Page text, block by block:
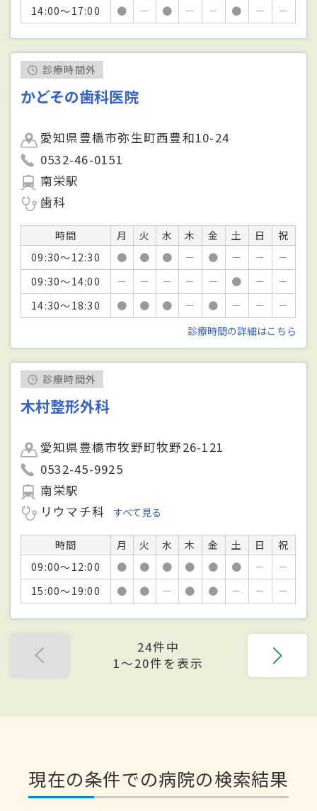
14:00～17:00 ● － ● － － ● － －
診療時間外
かどその歯科医院
愛知県豊橋市弥生町西豊和10-24
0532-46-0151
南栄駅
歯科
時間 月 火 水 木 金 土 日
祝
09:30～12:30
● ● ● － ● － －
－
09:30～14:00
－ － － － － ● －
－
14:30～18:30
● ● ● － ● － －
－
診療時間の詳細はこちら
診療時間外
木村整形外科
愛知県豊橋市牧野町牧野26-121
0532-45-9925
南栄駅
リウマチ科
すべて見る
時間 月 火 水 木 金 土 日
祝
09:00～12:00
● ● ● ● ● ● －
－
15:00～19:00
● ● － ● ● － － －
24件中
1〜20件を表示
現在の条件での病院の検索結果